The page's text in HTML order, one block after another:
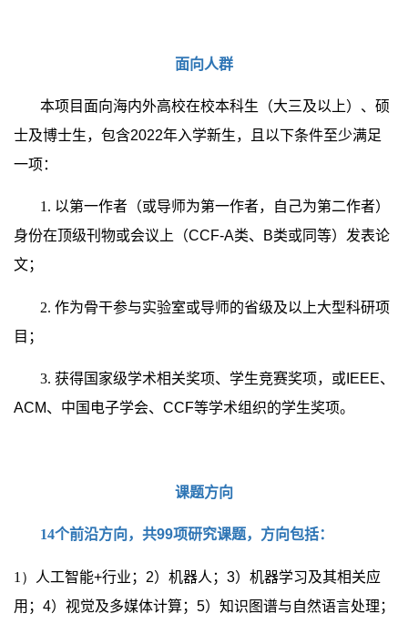
面向人群
本项目面向海内外高校在校本科生（大三及以上）、硕
士及博士生，包含2022年入学新生，且以下条件至少满足
一项：
1 . 以第一作者（或导师为第一作者，自己为第二作者）
身份在顶级刊物或会议上（CCF-A类、 B类或同等）发表论
文；
2. 作为骨干参与实验室或导师的省级及以上大型科研项
目；
3. 获得国家级学术相关奖项、学生竞赛奖项，或IEEE、
ACM、中国电子学会、 CCF等学术组织的学生奖项。
课题方向
14个前沿方向，共99项研究课题，方向包括：
1） 人工智能+行业； 2）机器人； 3）机器学习及其相关应
用； 4）视觉及多媒体计算； 5）知识图谱与自然语言处理；